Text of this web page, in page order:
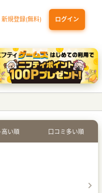
新規登録(無料) ログイン
ード発行） dカード GOLD
ープラス) セットプラン
高い順 口コミ多い順